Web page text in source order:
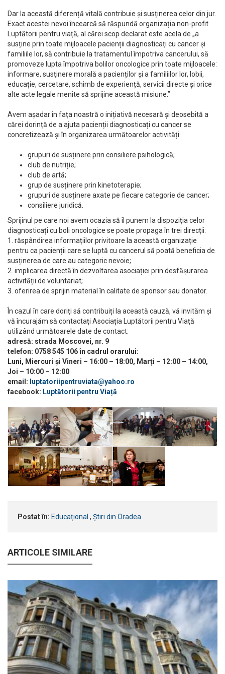
Dar la această diferență vitală contribuie și susținerea celor din jur.
Exact acestei nevoi încearcă să răspundă organizația non-profit
Luptătorii pentru viață, al cărei scop declarat este acela de „a
susține prin toate mijloacele pacienții diagnosticați cu cancer și
familiile lor, să contribuie la tratamentul împotriva cancerului, să
promoveze lupta împotriva bolilor oncologice prin toate mijloacele:
informare, susținere morală a pacienților și a familiilor lor, lobii,
educație, cercetare, schimb de experiență, servicii directe și orice
alte acte legale menite să sprijine această misiune.”
Avem așadar în fața noastră o inițiativă necesară și deosebită a
cărei dorință de a ajuta pacienții diagnosticați cu cancer se
concretizează și în organizarea următoarelor activități:
grupuri de susținere prin consiliere psihologică;
club de nutriție;
club de artă;
grup de susținere prin kinetoterapie;
grupuri de susținere axate pe fiecare categorie de cancer;
consiliere juridică.
Sprijinul pe care noi avem ocazia să îl punem la dispoziția celor
diagnosticați cu boli oncologice se poate propaga în trei direcții:
1. răspândirea informațiilor privitoare la această organizație
pentru ca pacienții care se luptă cu cancerul să poată beneficia de
susținerea de care au categoric nevoie;
2. implicarea directă în dezvoltarea asociației prin desfășurarea
activității de voluntariat;
3. oferirea de sprijin material în calitate de sponsor sau donator.
În cazul în care doriți să contribuiți la această cauză, vă invităm și
vă încurajăm să contactați Asociația Luptătorii pentru Viață
utilizând următoarele date de contact:
adresă: strada Moscovei, nr. 9
telefon: 0758 545 106 în cadrul orarului:
Luni, Miercuri și Vineri – 16:00 – 18:00, Marți – 12:00 – 14:00,
Joi – 10:00 – 12:00
email: luptatoriipentruviata@yahoo.ro
facebook: Luptătorii pentru Viață
Postat în: Educațional , Știri din Oradea
ARTICOLE SIMILARE